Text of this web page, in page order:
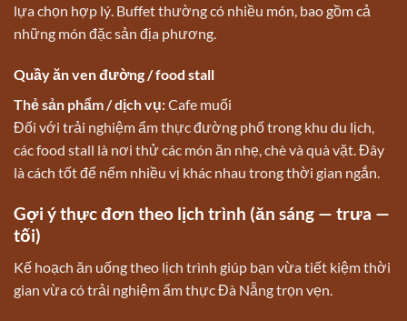
lựa chọn hợp lý. Buffet thường có nhiều món, bao gồm cả
những món đặc sản địa phương.
Quầy ăn ven đường / food stall
Thẻ sản phẩm / dịch vụ:Cafe muối
Đối với trải nghiệm ẩm thực đường phố trong khu du lịch,
các food stall là nơi thử các món ăn nhẹ, chè và quà vặt. Đây
là cách tốt để nếm nhiều vị khác nhau trong thời gian ngắn.
Gợi ý thực đơn theo lịch trình (ăn sáng — trưa —
tối)
Kế hoạch ăn uống theo lịch trình giúp bạn vừa tiết kiệm thời
gian vừa có trải nghiệm ẩm thực Đà Nẵng trọn vẹn.